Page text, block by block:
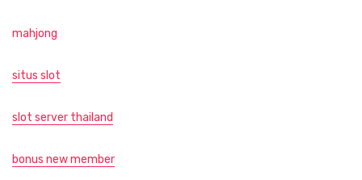
mahjong
situs slot
slot server thailand
bonus new member